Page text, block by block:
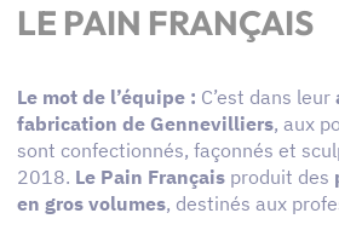
LE PAIN FRANÇAIS
Le mot de l’équipe : C’est dans leur
fabrication de Gennevilliers, aux
sont confectionnés, façonnés et
2018. Le Pain Français produit des
en gros volumes, destinés aux